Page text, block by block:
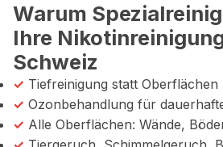
Warum
Ihre
Schweiz
✓ Tiefreinigung statt Oberflächen
✓ Ozonbehandlung für
✓ Alle Oberflächen: Wände,